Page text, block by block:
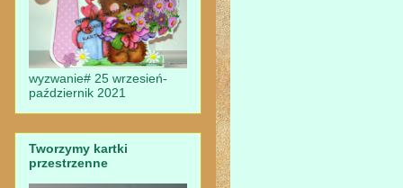
wyzwanie# 25 wrzesień-
październik 2021
Tworzymy kartki
przestrzenne